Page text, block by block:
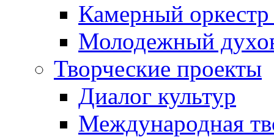
Камерный оркестр
Молодежный
Творческие проекты
Диалог культур
Международная